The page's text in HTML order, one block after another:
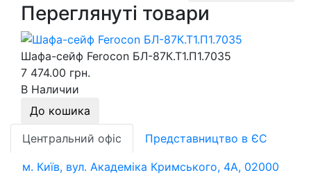
Переглянуті товари
Шафа-сейф Ferocon БЛ-87К.Т1.П1.7035
7 474.00 грн.
В Наличии
До кошика
Центральний офіс
Представництво в ЄС
м. Київ, вул. Академіка Кримського, 4А, 02000